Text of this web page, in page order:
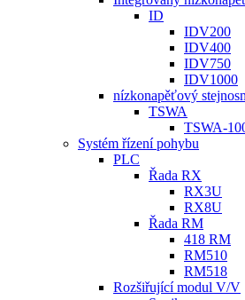
ID
IDV200
IDV400
IDV750
IDV1000
nízkonapěťový
TSWA
TSWA-
Systém řízení pohybu
PLC
Řada RX
RX3U
RX8U
Řada RM
418 RM
RM510
RM518
Rozšiřující modul V/V